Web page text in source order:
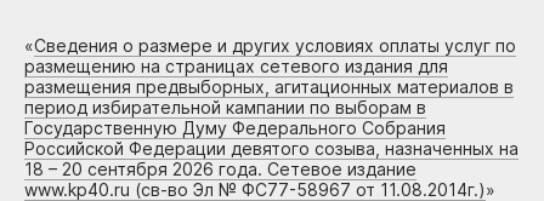
«Сведения о размере и других условиях оплаты услуг по
размещению на страницах сетевого издания для
размещения предвыборных, агитационных материалов в
период избирательной кампании по выборам в
Государственную Думу Федерального Собрания
Российской Федерации девятого созыва, назначенных на
18 – 20 сентября 2026 года. Сетевое издание
www.kp40.ru (св-во Эл № ФС77-58967 от 11.08.2014г.)»